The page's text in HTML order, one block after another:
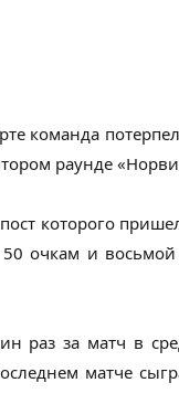
команда
раунде
которого
50 очкам и
раз за матч в
матче